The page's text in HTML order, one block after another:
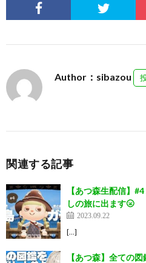
Author：sibazou
関連する記事
【あつ森生配信】
しの旅に出ます🌝
2023.09.22
[…]
【あつ森】全ての